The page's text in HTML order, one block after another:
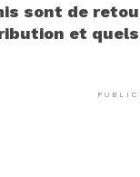
sont de
et